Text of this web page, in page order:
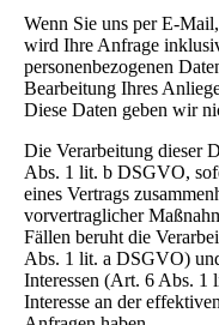
Wenn Sie uns per E-
wird Ihre Anfrage
personenbezogenen
Bearbeitung Ihres
Diese Daten geben wir
Die Verarbeitung dieser
Abs. 1 lit. b DSGVO,
eines Vertrags
vorvertraglicher
Fällen beruht die
Abs. 1 lit. a DSGVO)
Interessen (Art. 6 Abs.
Interesse an der